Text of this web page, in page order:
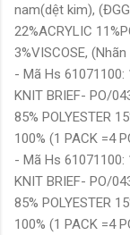
nam(dệt kim),
22%ACRYLIC
3%VISCOSE,
- Mã Hs 61071100:
KNIT BRIEF- PO/
85% POLYESTER
100% (1 PACK =4
- Mã Hs 61071100:
KNIT BRIEF- PO/
85% POLYESTER
100% (1 PACK =4